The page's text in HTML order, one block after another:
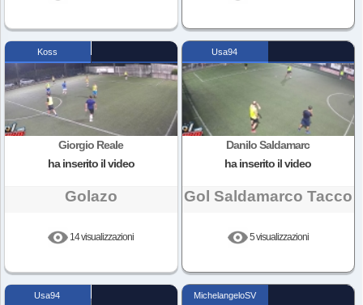
Koss
Giorgio Reale
ha inserito il video
Golazo
14 visualizzazioni
Usa94
Danilo Saldamarc
ha inserito il video
Gol Saldamarco Tacco
5 visualizzazioni
Usa94 MichelangeloSV